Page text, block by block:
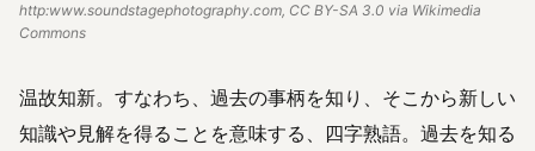
http:www.soundstagephotography.com, CC BY-SA 3.0 via Wikimedia
Commons
温故知新。すなわち、過去の事柄を知り、そこから新しい
知識や見解を得ることを意味する、四字熟語。過去を知る